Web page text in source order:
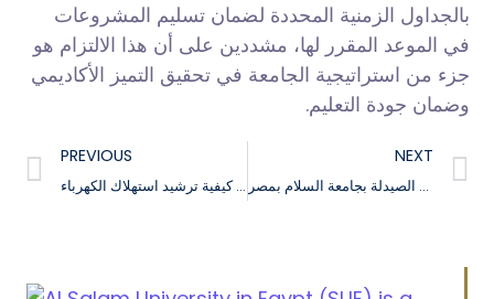
بالجداول الزمنية المحددة لضمان تسليم المشروعات
في الموعد المقرر لها، مشددين على أن هذا الالتزام هو
جزء من استراتيجية الجامعة في تحقيق التميز الأكاديمي
وضمان جودة التعليم.
PREVIOUS
فعاليات ندوة كيفية ترشيد استهلاك الكهرباء
NEXT
فعاليات ورشة عمل “إدارة الوقت و تقليل الضغوط” التي نظمتها كلية الصيدلة بجامعة السلام بمصر